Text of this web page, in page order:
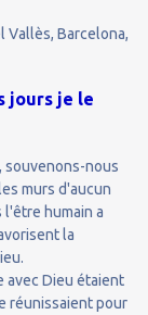
Vallès, Barcelona,
jours je le
souvenons-nous
murs d'aucun
humain a
la
avec Dieu étaient
réunissaient pour